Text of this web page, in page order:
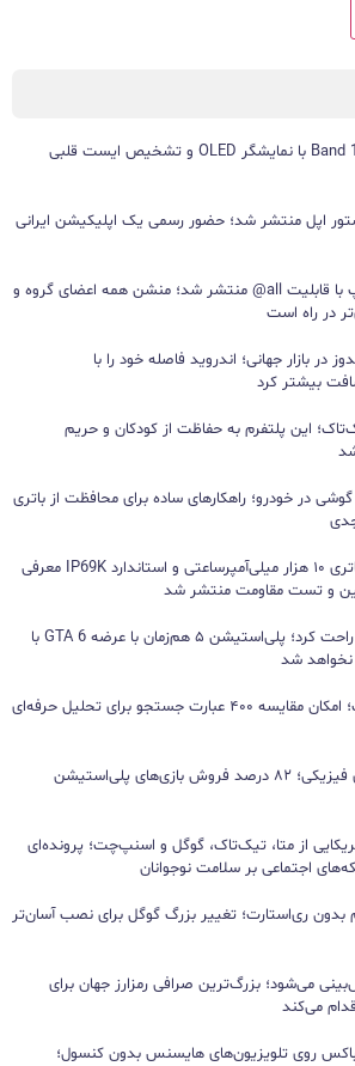
مچ‌بند هوشمند آنر Band 11 با نمایشگر OLED و تشخیص ایست قلبی
اپل منتشر شد؛ حضور رسمی یک اپلیکیشن ایرانی
آپدیت جدید واتس‌اپ با قابلیت all@ منتشر شد؛ منشن همه اعضای گروه و
در راه است
در بازار جهانی؛ اندروید فاصله خود را با
بیشتر کرد
این پلتفرم به حفاظت از کودکان و حریم
در خودرو؛ راهکارهای ساده برای محافظت از باتری
اوپو A7 Pro Max با باتری ۱۰ هزار میلی‌آمپرساعتی و استاندارد IP69K معرفی
و تست مقاومت منتشر شد
سونی خیال گیمرها را راحت کرد؛ پلی‌استیشن ۵ هم‌زمان با عرضه GTA 6 با
نخواهد شد
گوگل ترندز ارتقا یافت؛ امکان مقایسه ۴۰۰ عبارت جستجو برای تحلیل حرفه‌ای
مرگ تدریجی بازی‌های فیزیکی؛ ۸۲ درصد فروش بازی‌های پلی‌استیشن
از متا، تیک‌تاک، گوگل و اسنپ‌چت؛ پرونده‌ای
اجتماعی بر سلامت نوجوانان
ری‌استارت؛ تغییر بزرگ گوگل برای نصب آسان‌تر
می‌شود؛ بزرگ‌ترین صرافی رمزارز جهان برای
می‌کند
روی تلویزیون‌های هایسنس بدون کنسول؛